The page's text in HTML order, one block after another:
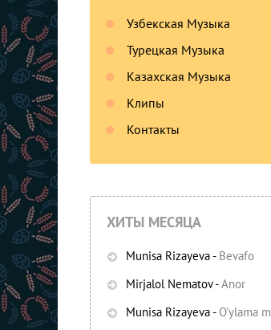
Узбекская Музыка
Турецкая Музыка
Казахская Музыка
Клипы
Контакты
ХИТЫ МЕСЯЦА
Munisa Rizayeva- Bevafo
Mirjalol Nematov-Anor
Munisa Rizayeva- O'ylama mani